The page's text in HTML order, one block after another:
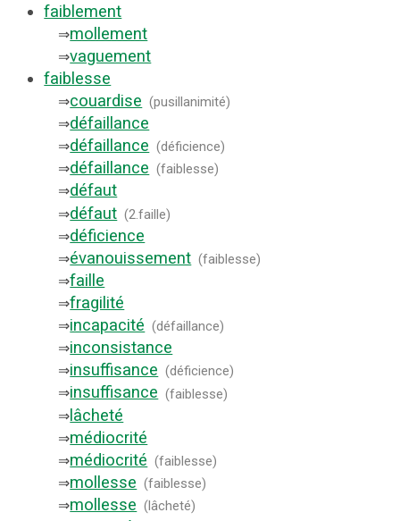
faiblement
⇒mollement
⇒vaguement
faiblesse
⇒couardise (pusillanimité)
⇒défaillance
⇒défaillance (déficience)
⇒défaillance (faiblesse)
⇒défaut
⇒défaut (2.faille)
⇒déficience
⇒évanouissement (faiblesse)
⇒faille
⇒fragilité
⇒incapacité (défaillance)
⇒inconsistance
⇒insuffisance (déficience)
⇒insuffisance (faiblesse)
⇒lâcheté
⇒médiocrité
⇒médiocrité (faiblesse)
⇒mollesse (faiblesse)
⇒mollesse (lâcheté)